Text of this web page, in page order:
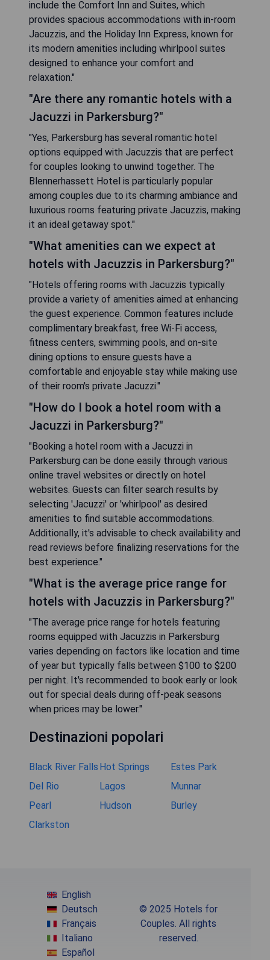
include the Comfort Inn and Suites, which
provides spacious accommodations with in-room
Jacuzzis, and the Holiday Inn Express, known for
its modern amenities including whirlpool suites
designed to enhance your comfort and
relaxation."
"Are there any romantic hotels with a
Jacuzzi in Parkersburg?"
"Yes, Parkersburg has several romantic hotel
options equipped with Jacuzzis that are perfect
for couples looking to unwind together. The
Blennerhassett Hotel is particularly popular
among couples due to its charming ambiance and
luxurious rooms featuring private Jacuzzis, making
it an ideal getaway spot."
"What amenities can we expect at
hotels with Jacuzzis in Parkersburg?"
"Hotels offering rooms with Jacuzzis typically
provide a variety of amenities aimed at enhancing
the guest experience. Common features include
complimentary breakfast, free Wi-Fi access,
fitness centers, swimming pools, and on-site
dining options to ensure guests have a
comfortable and enjoyable stay while making use
of their room's private Jacuzzi."
"How do I book a hotel room with a
Jacuzzi in Parkersburg?"
"Booking a hotel room with a Jacuzzi in
Parkersburg can be done easily through various
online travel websites or directly on hotel
websites. Guests can filter search results by
selecting 'Jacuzzi' or 'whirlpool' as desired
amenities to find suitable accommodations.
Additionally, it's advisable to check availability and
read reviews before finalizing reservations for the
best experience."
"What is the average price range for
hotels with Jacuzzis in Parkersburg?"
"The average price range for hotels featuring
rooms equipped with Jacuzzis in Parkersburg
varies depending on factors like location and time
of year but typically falls between $100 to $200
per night. It's recommended to book early or look
out for special deals during off-peak seasons
when prices may be lower."
Destinazioni popolari
Black River Falls Hot Springs
Estes Park
Del Rio
Lagos
Munnar
Pearl
Hudson
Burley
Clarkston
English
Deutsch
Français
Italiano
Español
© 2025 Hotels for
Couples. All rights
reserved.